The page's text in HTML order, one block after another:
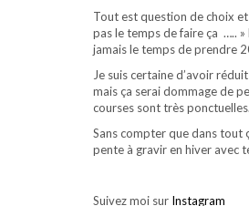
Tout est question de choix
pas le temps de faire ça ….. »
jamais le temps de prendre
Je suis certaine d’avoir
mais ça serai dommage de
courses sont très
Sans compter que dans tout
pente à gravir en hiver avec
Suivez moi sur Instagram